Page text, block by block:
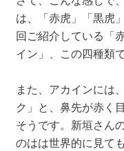
は、「赤虎」「黒虎
回ご紹介している「
イン」、この四種類で
また、アカインには
ク」と、鼻先が赤く
そうです。新垣さん
のはは世界的に見て